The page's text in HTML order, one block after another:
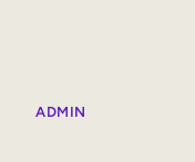
ADMIN